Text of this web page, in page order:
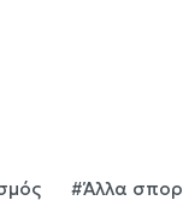
#Άλλα σπορ